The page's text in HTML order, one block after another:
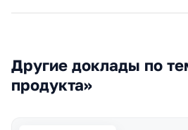
Другие доклады по
продукта»